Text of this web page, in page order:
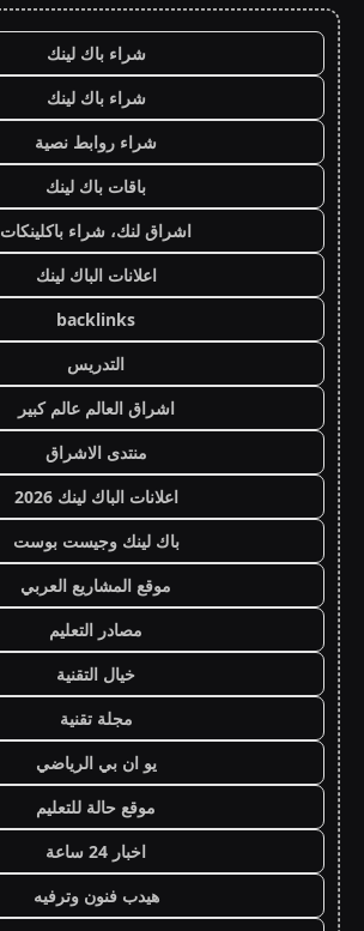
شراء باك لينك
شراء باك لينك
شراء روابط نصية
باقات باك لينك
اشراق لنك، شراء باكلينكات
اعلانات الباك لينك
backlinks
التدريس
اشراق العالم عالم كبير
منتدى الاشراق
اعلانات الباك لينك 2026
باك لينك وجيست بوست
موقع المشاريع العربي
مصادر التعليم
خيال التقنية
مجلة تقنية
يو ان بي الرياضي
موقع حالة للتعليم
اخبار 24 ساعة
هيدب فنون وترفيه